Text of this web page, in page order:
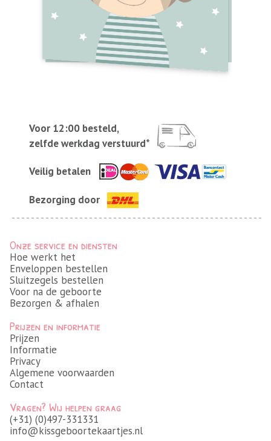
Voor 12:00 besteld,
zelfde werkdag verstuurd*
Veilig betalen
Bezorging door
Onze service en diensten
Hoe werkt het
Enveloppen bestellen
Sluitzegels bestellen
Voor na de geboorte
Bezorgen & afhalen
Prijzen en informatie
Prijzen
Informatie
Privacy
Algemene voorwaarden
Contact
Vragen? Wij helpen graag
(+31) (0)497-331331
info@kissgeboortekaartjes.nl